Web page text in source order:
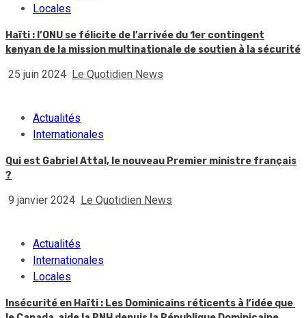
Locales
Haïti : l’ONU se félicite de l’arrivée du 1er contingent
kenyan de la mission multinationale de soutien à la sécurité
25 juin 2024 Le Quotidien News
Actualités
Internationales
Qui est Gabriel Attal, le nouveau Premier ministre français
?
9 janvier 2024 Le Quotidien News
Actualités
Internationales
Locales
Insécurité en Haïti : Les Dominicains réticents à l’idée que